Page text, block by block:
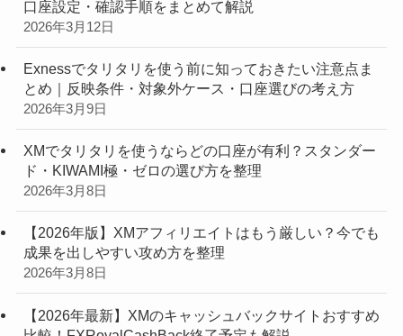
口座設定・確認手順をまとめて解説
2026年3月12日
Exnessでタリタリを使う前に知っておきたい注意点ま
とめ｜反映条件・対象外ケース・口座選びの考え方
2026年3月9日
XMでタリタリを使うならどの口座が有利？スタンダー
ド・KIWAMI極・ゼロの選び方を整理
2026年3月8日
【2026年版】XMアフィリエイトはもう厳しい？今でも
成果を出しやすい攻め方を整理
2026年3月8日
【2026年最新】XMのキャッシュバックサイトおすすめ